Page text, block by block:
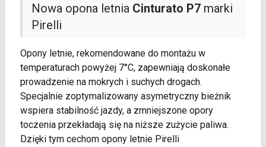
Nowa opona letnia Cinturato P7marki
Pirelli
Opony letnie, rekomendowane do montażu w
temperaturach powyżej 7°C, zapewniają doskonałe
prowadzenie na mokrych i suchych drogach.
Specjalnie zoptymalizowany asymetryczny bieżnik
wspiera stabilność jazdy, a zmniejszone opory
toczenia przekładają się na niższe zużycie paliwa.
Dzięki tym cechom opony letnie Pirelli